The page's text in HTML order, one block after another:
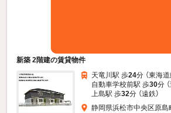
新築 2階建の賃貸物件
天竜川駅 歩24分 （東海道
自動車学校前駅 歩30分
上島駅 歩32分 （遠鉄）
静岡県浜松市中央区原島